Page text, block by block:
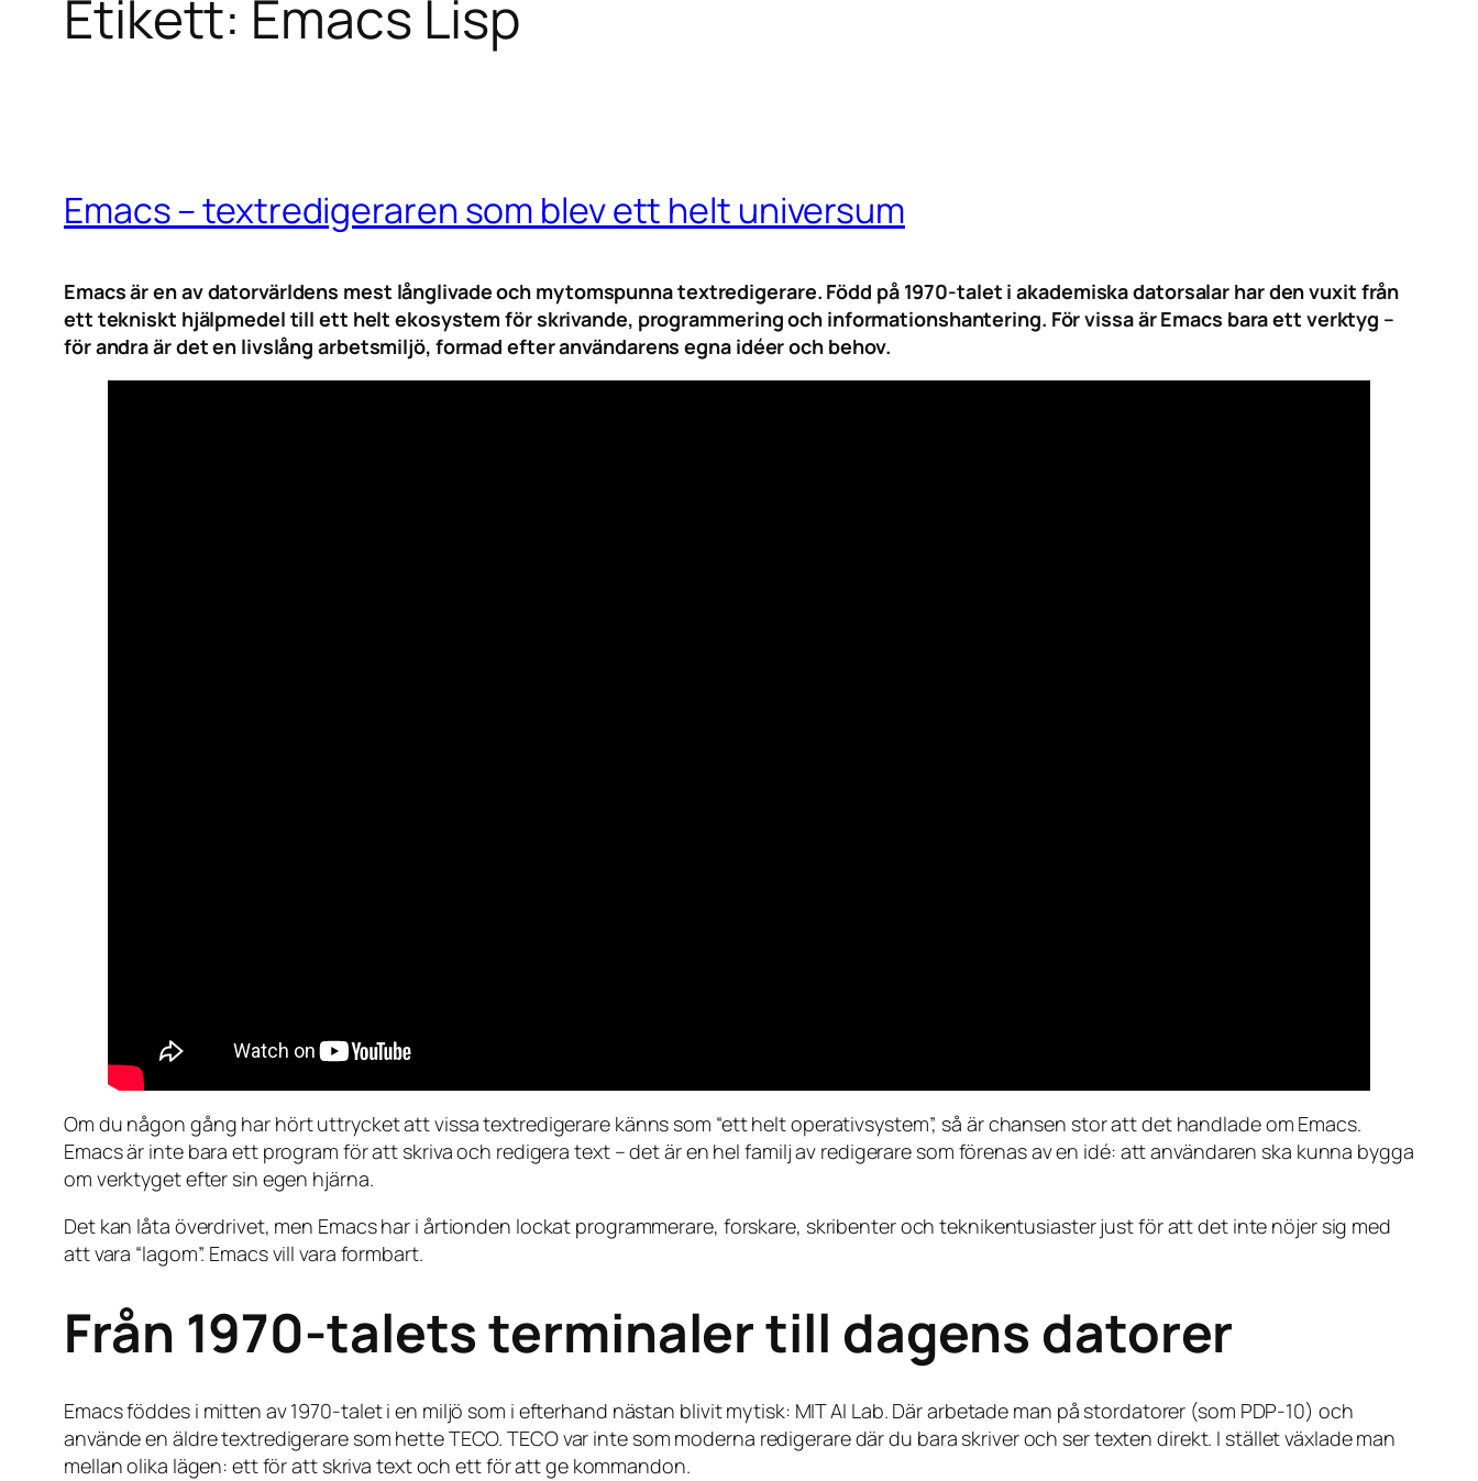
Etikett: Emacs Lisp
Emacs – textredigeraren som blev ett helt universum
Emacs är en av datorvärldens mest långlivade och mytomspunna textredigerare. Född på 1970-talet i akademiska datorsalar har den vuxit från
ett tekniskt hjälpmedel till ett helt ekosystem för skrivande, programmering och informationshantering. För vissa är Emacs bara ett verktyg –
för andra är det en livslång arbetsmiljö, formad efter användarens egna idéer och behov.
Om du någon gång har hört uttrycket att vissa textredigerare känns som “ett helt operativsystem”, så är chansen stor att det handlade om Emacs.
Emacs är inte bara ett program för att skriva och redigera text – det är en hel familj av redigerare som förenas av en idé: att användaren ska kunna bygga
om verktyget efter sin egen hjärna.
Det kan låta överdrivet, men Emacs har i årtionden lockat programmerare, forskare, skribenter och teknikentusiaster just för att det inte nöjer sig med
att vara “lagom”. Emacs vill vara formbart.
Från 1970-talets terminaler till dagens datorer
Emacs föddes i mitten av 1970-talet i en miljö som i efterhand nästan blivit mytisk: MIT AI Lab. Där arbetade man på stordatorer (som PDP-10) och
använde en äldre textredigerare som hette TECO. TECO var inte som moderna redigerare där du bara skriver och ser texten direkt. I stället växlade man
mellan olika lägen: ett för att skriva text och ett för att ge kommandon.